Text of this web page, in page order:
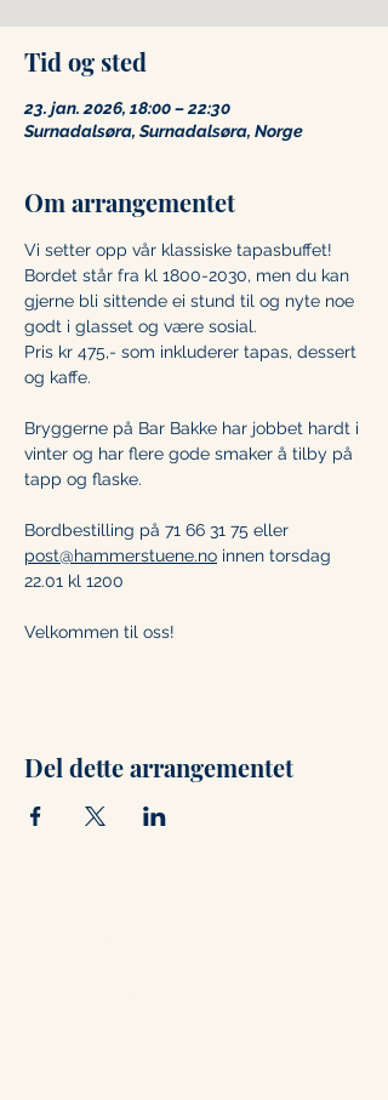
Tid og sted
23. jan. 2026, 18:00 – 22:30
Surnadalsøra, Surnadalsøra, Norge
Om arrangementet
Vi setter opp vår klassiske tapasbuffet!
Bordet står fra kl 1800-2030, men du kan
gjerne bli sittende ei stund til og nyte noe
godt i glasset og være sosial.
Pris kr 475,- som inkluderer tapas, dessert
og kaffe.
Bryggerne på Bar Bakke har jobbet hardt i
vinter og har flere gode smaker å tilby på
tapp og flaske.
Bordbestilling på 71 66 31 75 eller
post@hammerstuene.no innen torsdag
22.01 kl 1200
Velkommen til oss!
Del dette arrangementet